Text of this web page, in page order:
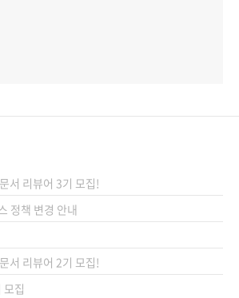
서 리뷰어 3기 모집!
정책 변경 안내
서 리뷰어 2기 모집!
모집